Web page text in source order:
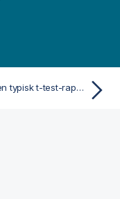
Skapa en typisk t-test-rapport